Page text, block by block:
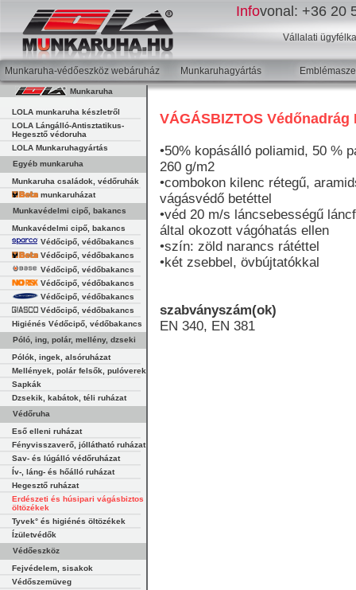
Infovonal: +36 20
Vállalati
Munkaruha-védőeszköz webáruház Munkaruhagyártás
Munkaruha
LOLA munkaruha készletről
LOLA Lángálló-Antisztatikus-
Hegesztő védoruha
LOLA Munkaruhagyártás
Egyéb munkaruha
Munkaruha családok, védőruhák
munkaruházat
Munkavédelmi cipő, bakancs
Munkavédelmi cipő, bakancs
Védőcipő, védőbakancs
Védőcipő, védőbakancs
Védőcipő, védőbakancs
Védőcipő, védőbakancs
Védőcipő, védőbakancs
Védőcipő, védőbakancs
Higiénés Védőcipő, védőbakancs
Póló, ing, polár, mellény, dzseki
Pólók, ingek, alsóruházat
Mellények, polár felsők, pulóverek
Sapkák
Dzsekik, kabátok, téli ruházat
Védőruha
Eső elleni ruházat
Fényvisszaverő, jóllátható ruházat
Sav- és lúgálló védőruházat
Ív-, láng- és hőálló ruházat
Hegesztő ruházat
Erdészeti és húsipari vágásbiztos
öltözékek
Tyvek° és higiénés öltözékek
Ízületvédők
Védőeszköz
Fejvédelem, sisakok
Védőszemüveg
VÁGÁSBIZTOS Védőnadrág
•50% kopásálló poliamid, 50 %
260 g/m2
•combokon kilenc rétegű,
vágásvédő betéttel
•véd 20 m/s láncsebességű
által okozott vágóhatás ellen
•szín: zöld narancs rátéttel
•két zsebbel, övbújtatókkal
szabványszám(ok)
EN 340, EN 381